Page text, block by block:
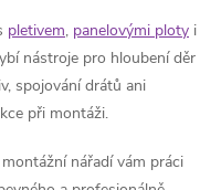
pletivem, panelovými ploty i
nástroje pro hloubení děr
spojování drátů ani
při montáži.
nářadí vám práci